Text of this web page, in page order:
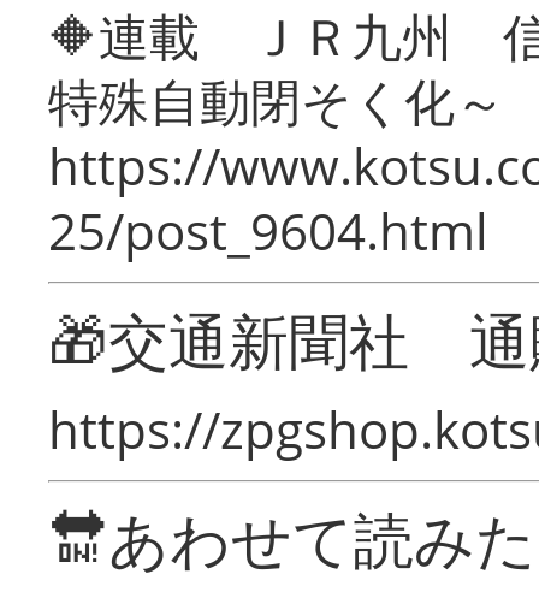
🔶連載 ＪＲ九州 信
特殊自動閉そく化～
https://
25/post_9604.html
🎁交通新聞社
https://
🔛あわせて読み